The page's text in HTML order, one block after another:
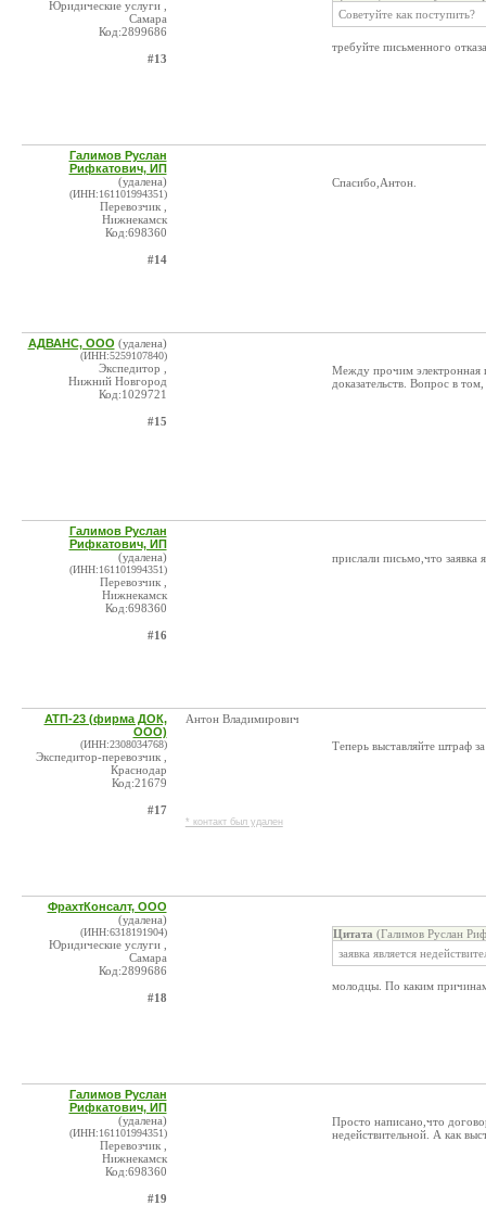
Юридические услуги ,
Самара
Код:2899686
#13
Советуйте как поступить?
требуйте письменного
Галимов Руслан
Рифкатович, ИП
(удалена)
(ИНН:161101994351)
Перевозчик ,
Нижнекамск
Код:698360
#14
Спасибо,Антон.
АДВАНС, ООО (удалена)
(ИНН:5259107840)
Экспедитор ,
Нижний Новгород
Код:1029721
#15
Между прочим электронная
доказательств. Вопрос в
Галимов Руслан
Рифкатович, ИП
(удалена)
(ИНН:161101994351)
Перевозчик ,
Нижнекамск
Код:698360
#16
прислали письмо,что заявка
АТП-23 (фирма ДОК,
ООО)
(ИНН:2308034768)
Экспедитор-перевозчик ,
Краснодар
Код:21679
#17
Антон Владимирович
* контакт был удален
Теперь выставляйте штраф
ФрахтКонсалт, ООО
(удалена)
(ИНН:6318191904)
Юридические услуги ,
Самара
Код:2899686
#18
Цитата (Галимов Руслан
заявка является
молодцы. По каким причинам
Галимов Руслан
Рифкатович, ИП
(удалена)
(ИНН:161101994351)
Перевозчик ,
Нижнекамск
Код:698360
#19
Просто написано,что
недействительной. А как